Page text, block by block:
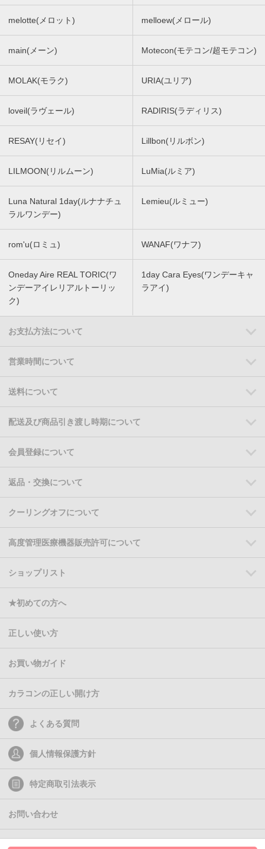
melotte(メロット) melloew(メロール)
main(メーン) Motecon(モテコン/超モテコン)
MOLAK(モラク) URIA(ユリア)
loveil(ラヴェール) RADIRIS(ラディリス)
RESAY(リセイ) Lillbon(リルボン)
LILMOON(リルムーン) LuMia(ルミア)
Luna Natural 1day(ルナナチュ
ラルワンデー)
Lemieu(ルミュー)
rom'u(ロミュ) WANAF(ワナフ)
Oneday Aire REAL TORIC(ワ
ンデーアイレリアルトーリッ
ク)
1day Cara Eyes(ワンデーキャ
ラアイ)
お支払方法について
営業時間について
送料について
配送及び商品引き渡し時期について
会員登録について
返品・交換について
クーリングオフについて
高度管理医療機器販売許可について
ショップリスト
★初めての方へ
正しい使い方
お買い物ガイド
カラコンの正しい開け方
よくある質問
個人情報保護方針
特定商取引法表示
お問い合わせ